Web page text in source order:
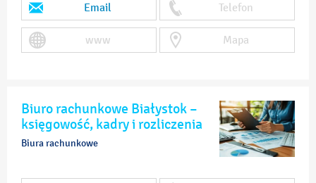
Email Telefon
www Mapa
Biuro rachunkowe Białystok –
księgowość, kadry i rozliczenia
Biura rachunkowe